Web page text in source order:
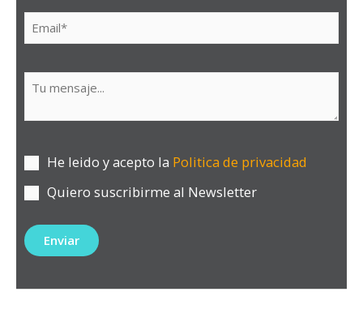
He leido y acepto la Politica de privacidad
Quiero suscribirme al Newsletter